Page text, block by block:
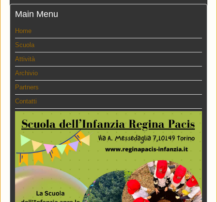
Main Menu
Home
Scuola
Attività
Archivio
Partners
Contatti